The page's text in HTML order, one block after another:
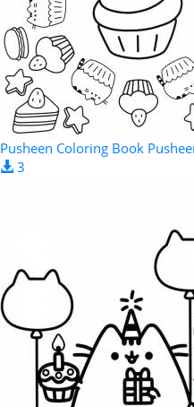
Pusheen Coloring Book
3